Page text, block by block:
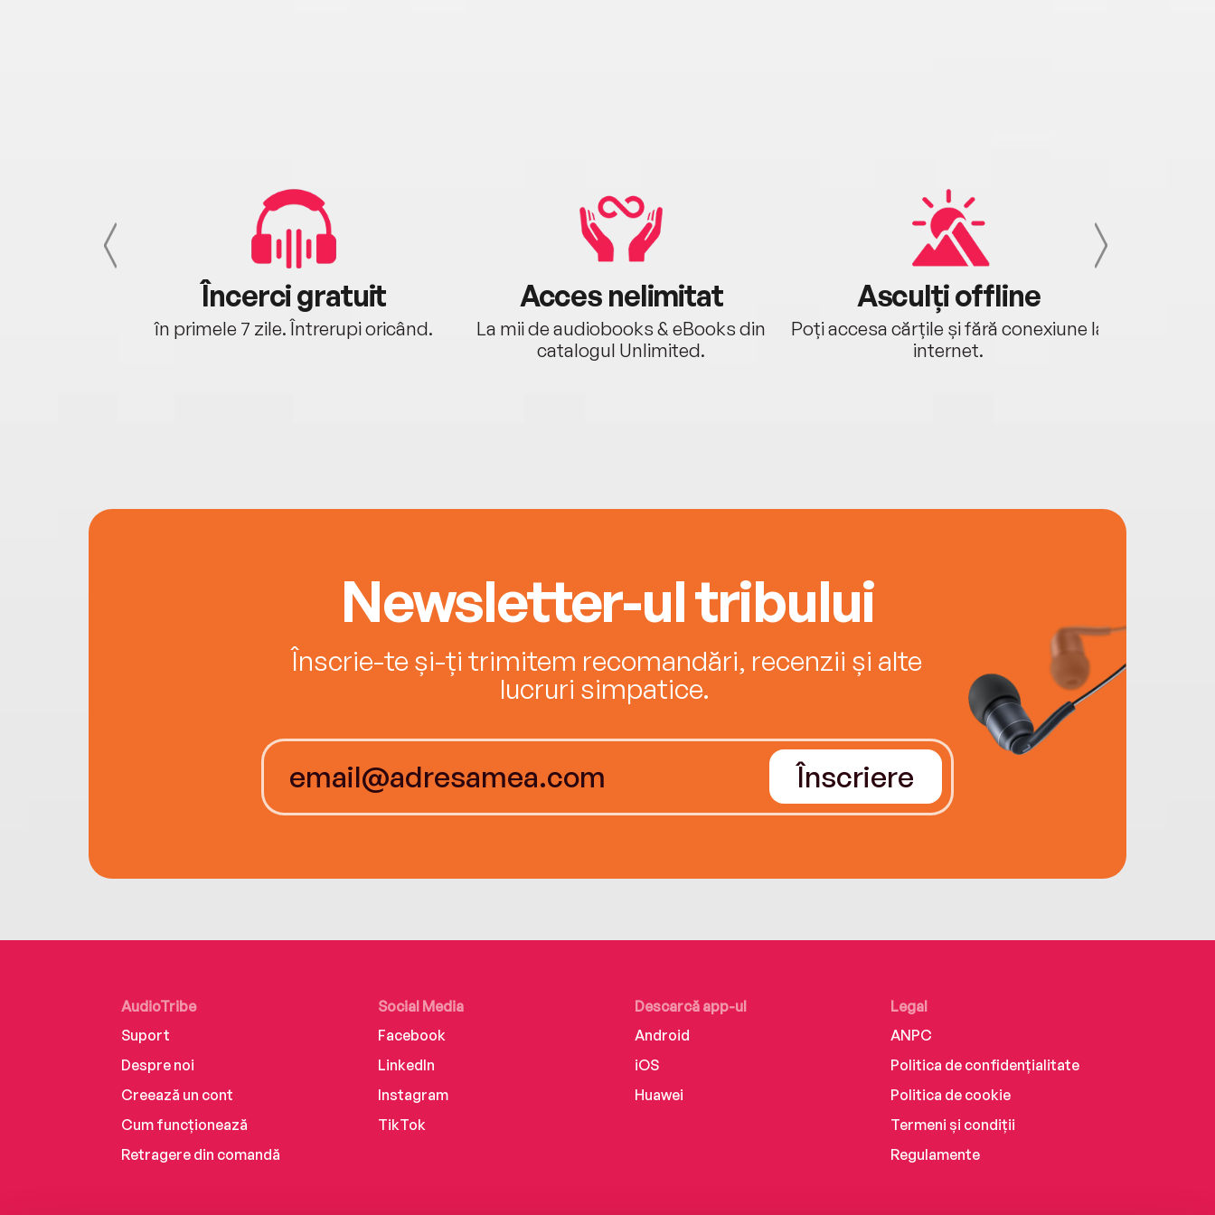
Încerci gratuit
în primele 7 zile. Întrerupi oricând.
Acces nelimitat
La mii de audiobooks & eBooks din
catalogul Unlimited.
Asculți offline
Poți accesa cărțile și fără conexiune la
internet.
Newsletter-ul tribului
Înscrie-te și-ți trimitem recomandări, recenzii și alte
lucruri simpatice.
Înscriere
AudioTribe
Suport
Despre noi
Creează un cont
Cum funcționează
Retragere din comandă
Social Media
Facebook
LinkedIn
Instagram
TikTok
Descarcă app-ul
Android
iOS
Huawei
Legal
ANPC
Politica de confidențialitate
Politica de cookie
Termeni și condiții
Regulamente